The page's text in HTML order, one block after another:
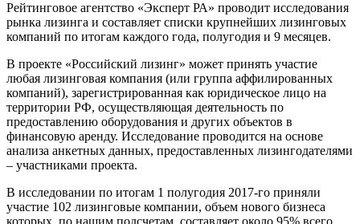
Рейтинговое агентство «Эксперт РА» проводит исследования
рынка лизинга и составляет списки крупнейших лизинговых
компаний по итогам каждого года, полугодия и 9 месяцев.
В проекте «Российский лизинг» может принять участие
любая лизинговая компания (или группа аффилированных
компаний), зарегистрированная как юридическое лицо на
территории РФ, осуществляющая деятельность по
предоставлению оборудования и других объектов в
финансовую аренду. Исследование проводится на основе
анализа анкетных данных, предоставленных лизингодателями
– участниками проекта.
В исследовании по итогам 1 полугодия 2017-го приняли
участие 102 лизинговые компании, объем нового бизнеса